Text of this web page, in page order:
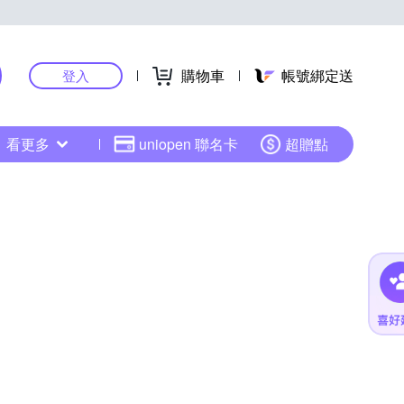
登入 購物車 帳號綁定送
看更多 uniopen 聯名卡 超贈點